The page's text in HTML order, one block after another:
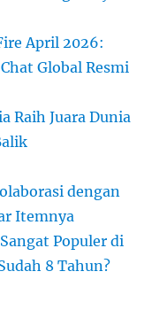
April 2026:
Global Resmi
Raih Juara Dunia
dengan
Itemnya
Populer di
8 Tahun?